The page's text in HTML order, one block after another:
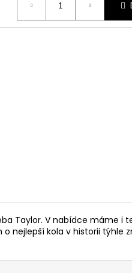
Taylor. V nabídce máme i
nejlepší kola v historii týhle